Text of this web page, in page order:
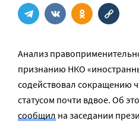
Анализ
признанию НКО
содействовал сокращению
статусом почти вдвое. Об
сообщил на заседании